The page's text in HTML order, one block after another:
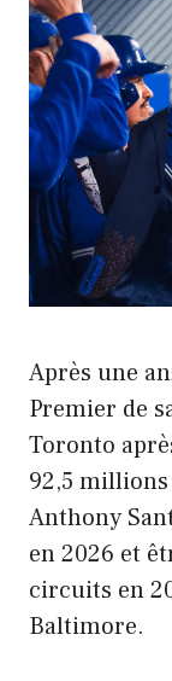
Après une
Premier de
Toronto
92,5
Anthony
en 2026 et
circuits en
Baltimore.